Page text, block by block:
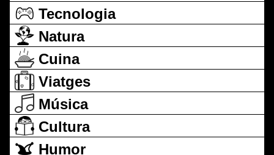
Tecnologia
Natura
Cuina
Viatges
Música
Cultura
Humor